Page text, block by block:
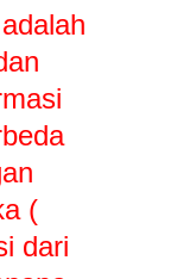
(
dari